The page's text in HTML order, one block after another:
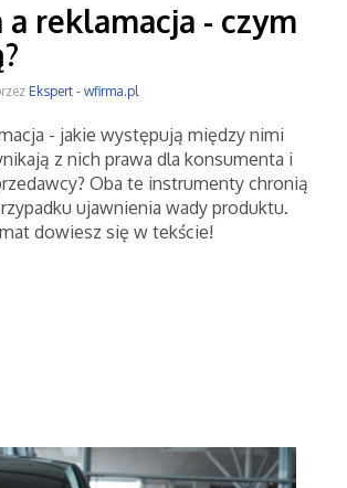
a reklamacja - czym
Ekspert - wfirma.pl
- jakie występują między nimi
z nich prawa dla konsumenta i
Oba te instrumenty chronią
ujawnienia wady produktu.
dowiesz się w tekście!